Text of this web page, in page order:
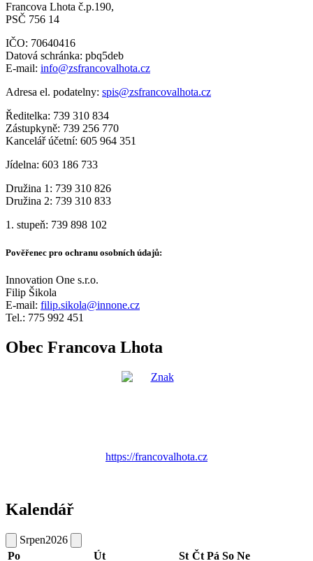
Francova Lhota č.p.190,
PSČ 756 14
IČO: 70640416
Datová schránka: pbq5deb
E-mail: info@zsfrancovalhota.cz
Adresa el. podatelny: spis@zsfrancovalhota.cz
Ředitelka: 739 310 834
Zástupkyně: 739 256 770
Kancelář účetní: 605 964 351
Jídelna: 603 186 733
Družina 1: 739 310 826
Družina 2: 739 310 833
1. stupeň: 739 898 102
Pověřenec pro ochranu osobních údajů:
Innovation One s.r.o.
Filip Šikola
E-mail: filip.sikola@innone.cz
Tel.: 775 992 451
Obec Francova Lhota
https://francovalhota.cz
Kalendář
Srpen2026
Po
Út St Čt Pá So Ne